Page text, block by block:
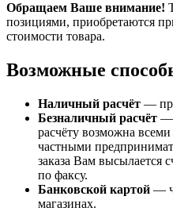
Обращаем Ваше внимание!
позициями, приобретаются
стоимости товара.
Возможные
Наличный расчёт —
Безналичный расчёт —
расчёту возможна
частными
заказа Вам высылается
по факсу.
Банковской картой —
магазинах.